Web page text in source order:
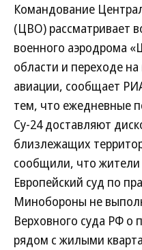
Командование
(ЦВО) рассматривает
военного аэродрома
области и переходе
авиации, сообщает
тем, что ежедневные
Су-24 доставляют
близлежащих
сообщили, что жители
Европейский суд по
Минобороны не
Верховного суда РФ о
рядом с жилыми